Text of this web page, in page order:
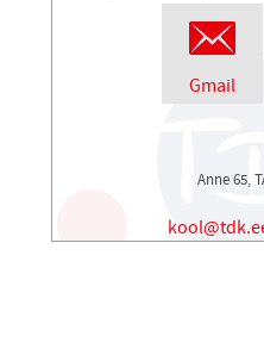
Gmail
Anne 65,